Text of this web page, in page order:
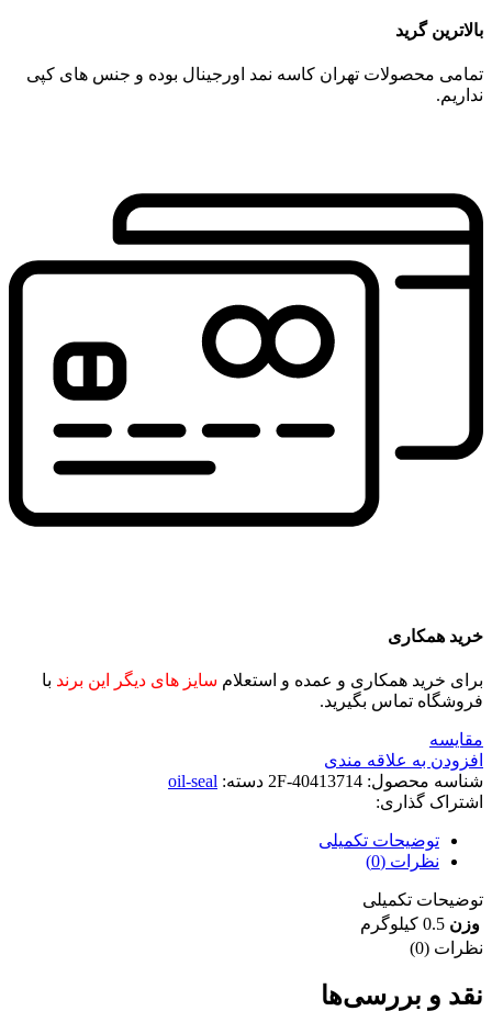
بالاترین گرید
تمامی محصولات تهران کاسه نمد اورجینال بوده و جنس های کپی
نداریم.
خرید همکاری
برای خرید همکاری و عمده و استعلام سایز های دیگر این برند با
فروشگاه تماس بگیرید.
مقايسه
افزودن به علاقه مندی
شناسه محصول: 2F-40413714 دسته: oil-seal
اشتراک گذاری:
توضیحات تکمیلی
نظرات (0)
توضیحات تکمیلی
وزن 0.5 کیلوگرم
نظرات (0)
نقد و بررسی‌ها